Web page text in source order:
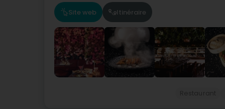
Site web Itinéraire